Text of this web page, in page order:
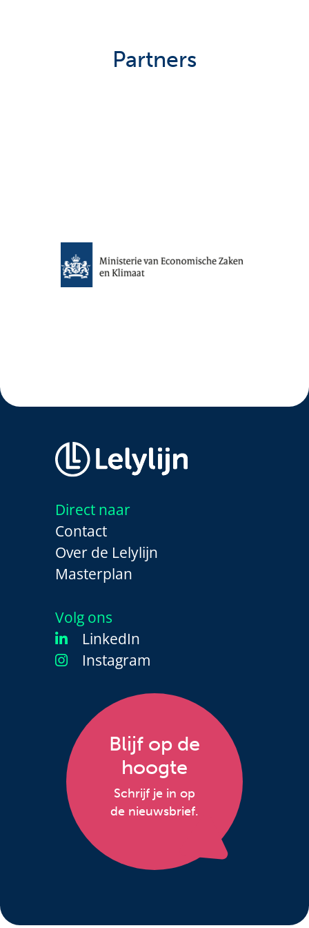
Partners
Direct naar
Contact
Over de Lelylijn
Masterplan
Volg ons
LinkedIn
Instagram
Blijf op de
hoogte
Schrijf je in op
de nieuwsbrief.